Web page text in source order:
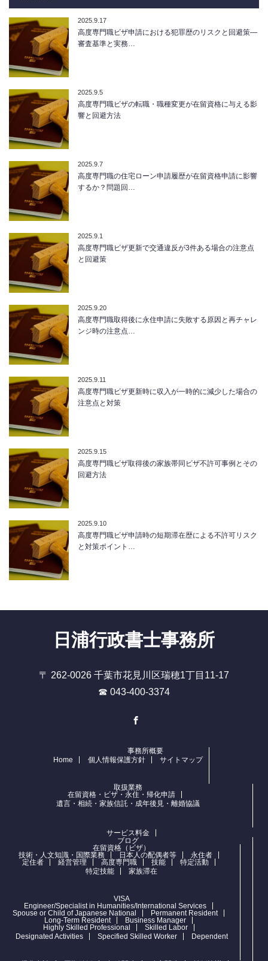
2025.9.17
高度専門職ビザ申請における犯罪歴のリスクと回避策―
審査基準と実務…
2025.9.5
高度専門職ビザの転職・職種変更が在留資格に与える影
響と回避方法
2025.9.7
高度専門職の住宅ローン申請履歴が在留資格申請に影響
するか？問題回…
2025.9.1
高度専門職ビザ更新で交通違反が3件ある場合の注意点
と回避策
2025.9.20
高度専門職取得後に永住申請に失敗する原因と再チャレ
ンジ時の注意点…
2025.9.11
高度専門職ビザ更新時に収入が一時的に減少した場合の
注意点と対策
2025.9.15
高度専門職ビザ取得後の家族帯同ビザ不許可事例とその
回避方法
2025.9.10
高度専門職ビザ申請時の短期滞在歴による不許可リスク
と対策ポイント…
日浦行政書士事務所
〒 262-0026 千葉市花見川区瑞穂1丁目11-17
☎ 043-400-3374
Home
事務所概要
個人情報保護方針
サイトマップ
取扱業務
在留資格・ビザ・永住・帰化申請
遺言・相続・家族信託・成年後見・離婚協議
サービス料金
ブログ
在留資格（ビザ）
技術・人文知識・国際業務
日本人の配偶者等
永住者
定住者
経営管理 高度専門職 技能
特定活動
特定技能
家族滞在
VISA
Engineer/Specialist in Humanities/International Services
Spouse or Child of Japanese National
Permanent Resident
Long-Term Resident
Business Manager
Highly Skilled Professional
Skilled Labor
Designated Activities
Specified Skilled Worker Dependent